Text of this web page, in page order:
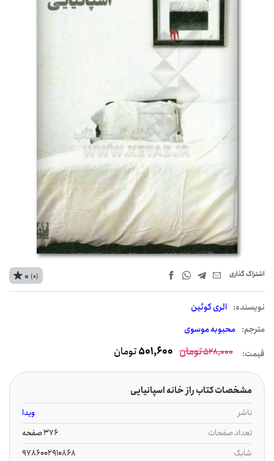
اشتراک‌ گذاری
نويسنده: الری کوئین
مترجم: محبوبه موسوی
0 (0)
قیمت: 528,000تومان 501,600تومان
مشخصات کتاب راز خانه اسپانیایی
ناشر
ویدا
تعداد صفحات
376 صفحه
شابک
9786002910868